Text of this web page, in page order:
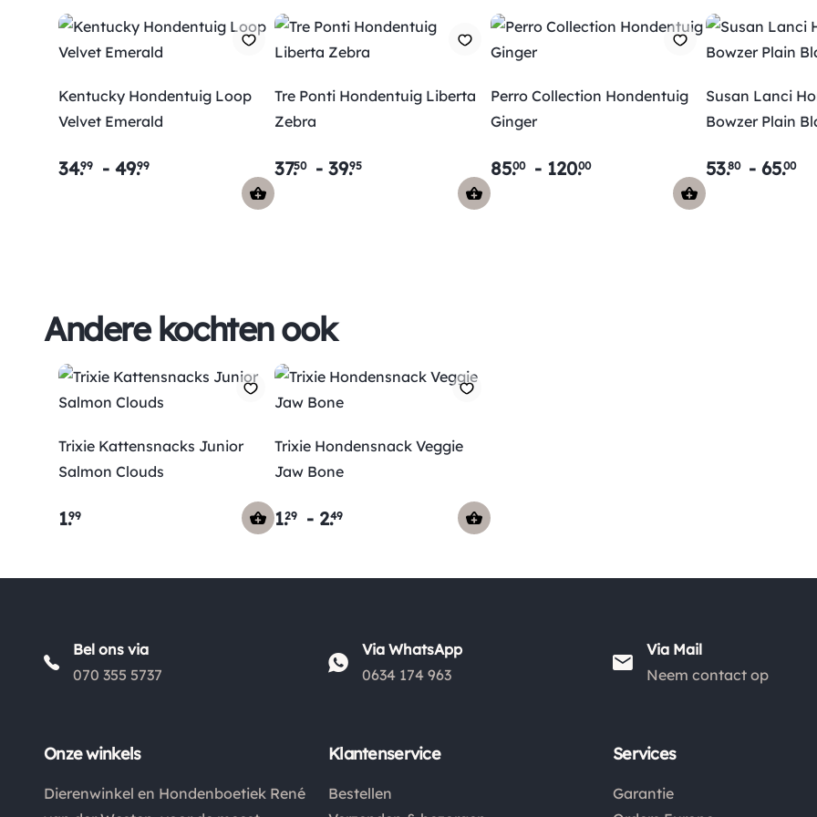
Kentucky Hondentuig Loop
Velvet Emerald
34.99 - 49.99
Tre Ponti Hondentuig Liberta
Zebra
37.50 - 39.95
Perro Collection Hondentuig
Ginger
85.00 - 120.00
Susan Lanci
Bowzer Plain
53.80 -65.00
Andere kochten ook
Trixie Kattensnacks Junior
Salmon Clouds
1.99
Trixie Hondensnack Veggie
Jaw Bone
1.29 - 2.49
Bel ons via
070 355 5737
Via WhatsApp
0634 174 963
Via Mail
Neem contact op
Onze winkels
Dierenwinkel en Hondenboetiek René
Klantenservice
Bestellen
Services
Garantie